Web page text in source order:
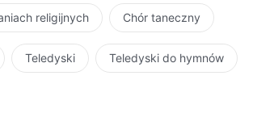
religijnych Chór taneczny
Teledyski Teledyski do hymnów